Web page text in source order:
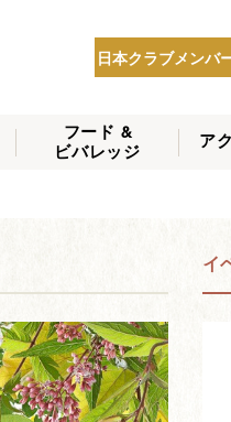
日本クラブメンバ
フード &
ビバレッジ
ア
イ